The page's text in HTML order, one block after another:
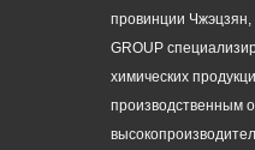
провинции
GROUP
химических
производственным